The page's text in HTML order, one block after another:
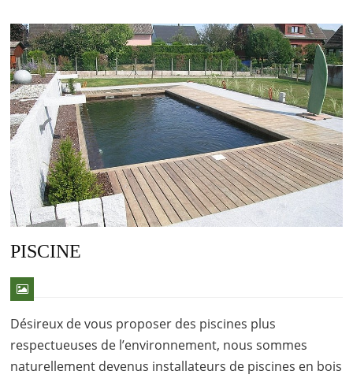
PISCINE
Désireux de vous proposer des piscines plus
respectueuses de l’environnement, nous sommes
naturellement devenus installateurs de piscines en bois